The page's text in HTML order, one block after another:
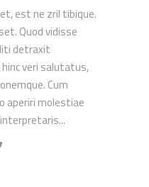
est ne zril tibique.
Quod vidisse
detraxit
veri salutatus,
Cum
aperiri molestiae